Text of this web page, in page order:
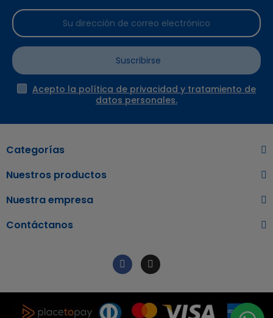
Suscribirse
Acepto la política de privacidad y tratamiento de
datos personales.
Contáctanos
Nuestra empresa
Nuestros productos
Categorías